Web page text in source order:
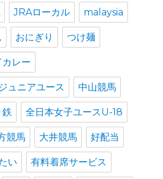
JRAローカル malaysia
おにぎり つけ麺
カレー
ュニアユース 中山競馬
鉄 全日本女子ユースU-18
競馬 大井競馬 好配当
い 有料着席サービス